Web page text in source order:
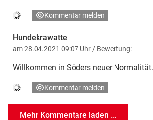
Kommentar melden
Hundekrawatte
am 28.04.2021 09:07 Uhr / Bewertung:
Willkommen in Söders neuer Normalität.
Kommentar melden
Mehr Kommentare laden ...